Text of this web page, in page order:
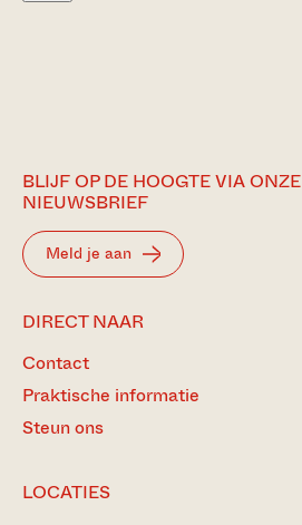
BLIJF OP DE HOOGTE VIA ONZE
NIEUWSBRIEF
Meld je aan
DIRECT NAAR
Contact
Praktische informatie
Steun ons
LOCATIES